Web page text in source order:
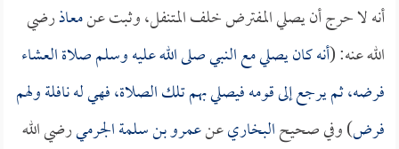
أنه لا حرج أن يصلي المفترض خلف المتنفل، وثبت عنمعاذرضي
الله عنه: (أنه كان يصلي مع النبي صلى الله عليه وسلم صلاة العشاء
فرضه، ثم يرجع إلى قومه فيصلي بهم تلك الصلاة، فهي له نافلة ولهم
فرض) وفي صحيحالبخاريعنعمرو بن سلمة الجرميرضي الله